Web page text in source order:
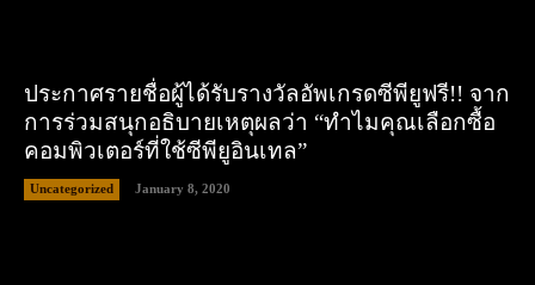
ประกาศรายชื่อผู้ได้รับรางวัลอัพเกรดซีพียูฟรี!! จาก
การร่วมสนุกอธิบายเหตุผลว่า “ทำไมคุณเลือกซื้อ
คอมพิวเตอร์ที่ใช้ซีพียูอินเทล”
Uncategorized January 8, 2020